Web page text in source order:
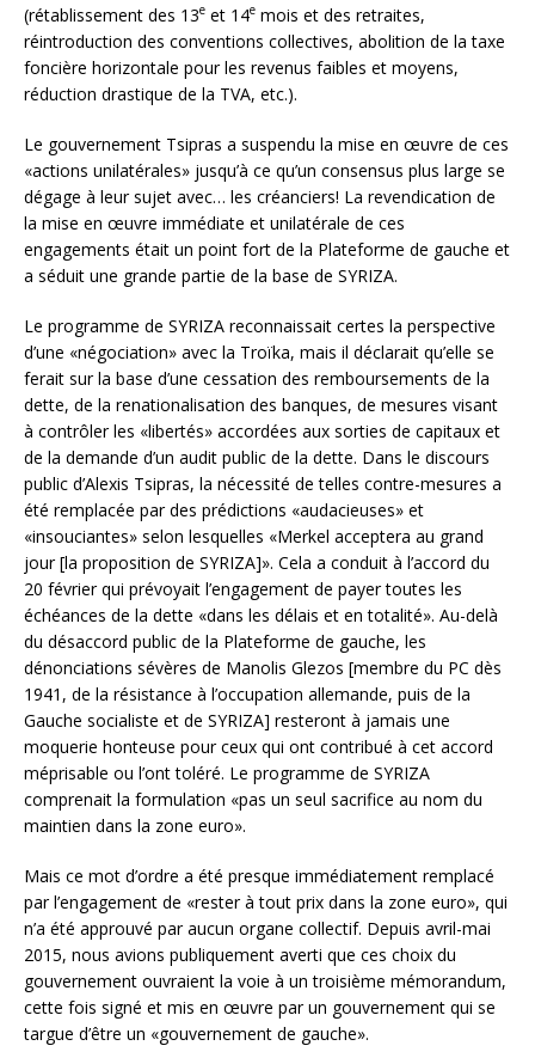
(rétablissement des 13e et 14e mois et des retraites,
réintroduction des conventions collectives, abolition de la taxe
foncière horizontale pour les revenus faibles et moyens,
réduction drastique de la TVA, etc.).
Le gouvernement Tsipras a suspendu la mise en œuvre de ces
«actions unilatérales» jusqu’à ce qu’un consensus plus large se
dégage à leur sujet avec… les créanciers! La revendication de
la mise en œuvre immédiate et unilatérale de ces
engagements était un point fort de la Plateforme de gauche et
a séduit une grande partie de la base de SYRIZA.
Le programme de SYRIZA reconnaissait certes la perspective
d’une «négociation» avec la Troïka, mais il déclarait qu’elle se
ferait sur la base d’une cessation des remboursements de la
dette, de la renationalisation des banques, de mesures visant
à contrôler les «libertés» accordées aux sorties de capitaux et
de la demande d’un audit public de la dette. Dans le discours
public d’Alexis Tsipras, la nécessité de telles contre-mesures a
été remplacée par des prédictions «audacieuses» et
«insouciantes» selon lesquelles «Merkel acceptera au grand
jour [la proposition de SYRIZA]». Cela a conduit à l’accord du
20 février qui prévoyait l’engagement de payer toutes les
échéances de la dette «dans les délais et en totalité». Au-delà
du désaccord public de la Plateforme de gauche, les
dénonciations sévères de Manolis Glezos [membre du PC dès
1941, de la résistance à l’occupation allemande, puis de la
Gauche socialiste et de SYRIZA] resteront à jamais une
moquerie honteuse pour ceux qui ont contribué à cet accord
méprisable ou l’ont toléré. Le programme de SYRIZA
comprenait la formulation «pas un seul sacrifice au nom du
maintien dans la zone euro».
Mais ce mot d’ordre a été presque immédiatement remplacé
par l’engagement de «rester à tout prix dans la zone euro», qui
n’a été approuvé par aucun organe collectif. Depuis avril-mai
2015, nous avions publiquement averti que ces choix du
gouvernement ouvraient la voie à un troisième mémorandum,
cette fois signé et mis en œuvre par un gouvernement qui se
targue d’être un «gouvernement de gauche».